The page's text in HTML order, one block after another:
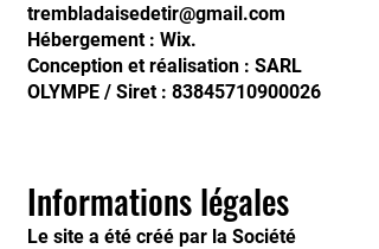
trembladaisedetir@gmail.com
Hébergement : Wix.
Conception et réalisation : SARL
OLYMPE / Siret : 83845710900026
Informations légales
Le site a été créé par la Société